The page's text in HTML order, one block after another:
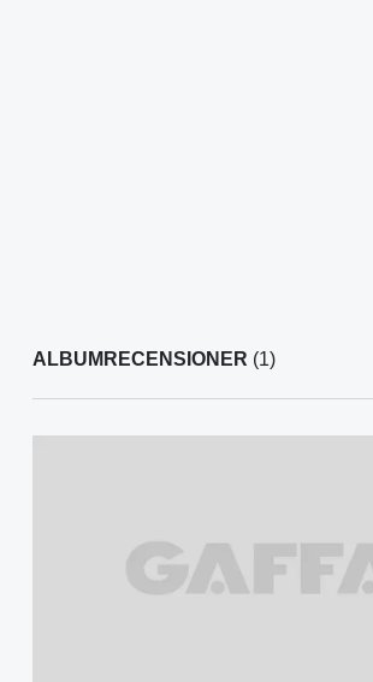
ALBUMRECENSIONER (1)